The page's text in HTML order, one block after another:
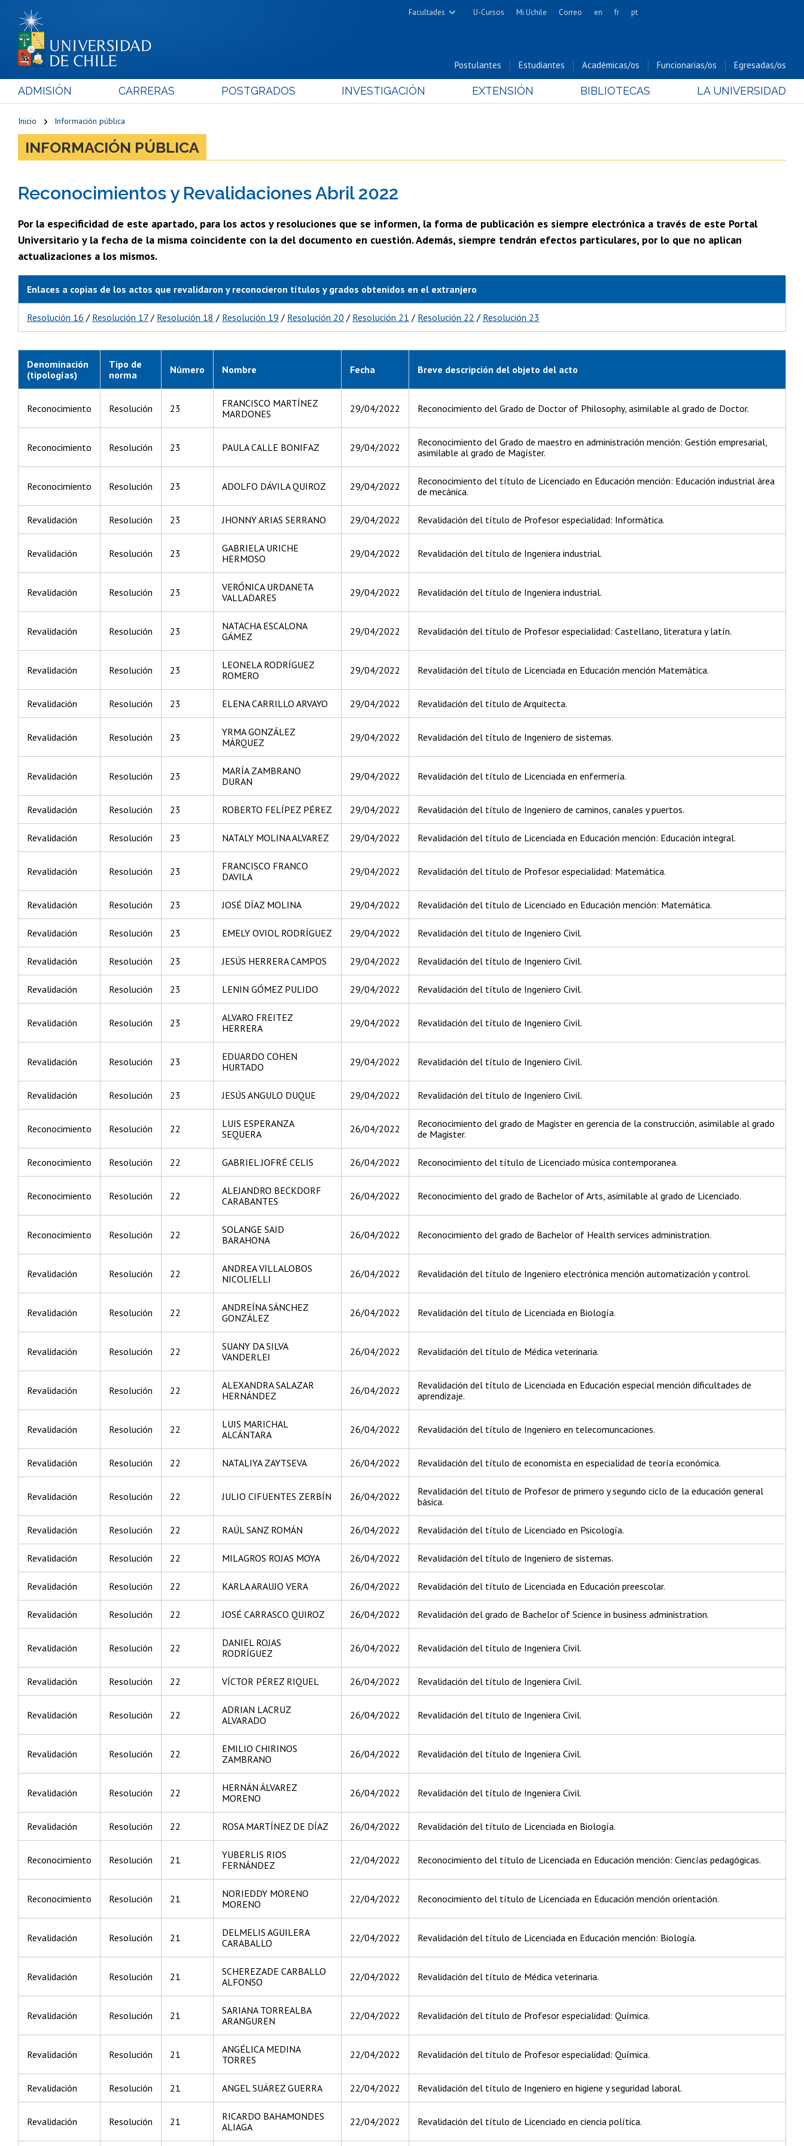
Facultades
Cs. Físicas y Matemáticas
Cs. Forestales y Conservación
Cs. Químicas y Farmacéuticas
Cs. Sociales
Alimentos
Hospital Clínico
U-Cursos Mi Uchile Correo en fr pt
Postulantes Estudiantes Académicas/os Funcionarias/os Egresadas/os
ADMISIÓN CARRERAS POSTGRADOS INVESTIGACIÓN EXTENSIÓN BIBLIOTECAS LA UNIVERSIDAD
Inicio Información pública
INFORMACIÓN PÚBLICA
Reconocimientos y Revalidaciones Abril 2022
Por la especificidad de este apartado, para los actos y resoluciones que se informen, la forma de publicación es siempre electrónica a través de este Portal
Universitario y la fecha de la misma coincidente con la del documento en cuestión. Además, siempre tendrán efectos particulares, por lo que no aplican
actualizaciones a los mismos.
Enlaces a copias de los actos que revalidaron y reconocieron títulos y grados obtenidos en el extranjero
Resolución 16 / Resolución 17 / Resolución 18 / Resolución 19 / Resolución 20 / Resolución 21 / Resolución 22 / Resolución 23
Denominación
(tipologías)
Tipo de
norma
Número Nombre Fecha Breve descripción del objeto del acto
Reconocimiento Resolución 23
FRANCISCO MARTÍNEZ
MARDONES
29/04/2022 Reconocimiento del Grado de Doctor of Philosophy, asimilable al grado de Doctor.
Reconocimiento Resolución 23 PAULA CALLE BONIFAZ 29/04/2022
Reconocimiento del Grado de maestro en administración mención: Gestión empresarial,
asimilable al grado de Magíster.
Reconocimiento Resolución 23 ADOLFO DÁVILA QUIROZ 29/04/2022
Reconocimiento del título de Licenciado en Educación mención: Educación industrial área
de mecánica.
Revalidación Resolución 23 JHONNY ARIAS SERRANO 29/04/2022 Revalidación del título de Profesor especialidad: Informática.
Revalidación Resolución 23
GABRIELA URICHE
HERMOSO
29/04/2022 Revalidación del título de Ingeniera industrial.
Revalidación Resolución 23
VERÓNICA URDANETA
VALLADARES
29/04/2022 Revalidación del título de Ingeniera industrial.
Revalidación Resolución 23
NATACHA ESCALONA
GÁMEZ
29/04/2022 Revalidación del título de Profesor especialidad: Castellano, literatura y latín.
Revalidación Resolución 23
LEONELA RODRÍGUEZ
ROMERO
29/04/2022 Revalidación del título de Licenciada en Educación mención Matemática.
Revalidación Resolución 23 ELENA CARRILLO ARVAYO 29/04/2022 Revalidación del título de Arquitecta.
Revalidación Resolución 23
YRMA GONZÁLEZ
MÁRQUEZ
29/04/2022 Revalidación del título de Ingeniero de sistemas.
Revalidación Resolución 23
MARÍA ZAMBRANO
DURAN
29/04/2022 Revalidación del título de Licenciada en enfermería.
Revalidación Resolución 23 ROBERTO FELÍPEZ PÉREZ 29/04/2022 Revalidación del título de Ingeniero de caminos, canales y puertos.
Revalidación Resolución 23 NATALY MOLINA ALVAREZ 29/04/2022 Revalidación del título de Licenciada en Educación mención: Educación integral.
Revalidación Resolución 23
FRANCISCO FRANCO
DAVILA
29/04/2022 Revalidación del título de Profesor especialidad: Matemática.
Revalidación Resolución 23 JOSÉ DÍAZ MOLINA 29/04/2022 Revalidación del título de Licenciado en Educación mención: Matemática.
Revalidación Resolución 23 EMELY OVIOL RODRÍGUEZ 29/04/2022 Revalidación del título de Ingeniero Civil.
Revalidación Resolución 23 JESÚS HERRERA CAMPOS 29/04/2022 Revalidación del título de Ingeniero Civil.
Revalidación Resolución 23 LENIN GÓMEZ PULIDO 29/04/2022 Revalidación del título de Ingeniero Civil.
Revalidación Resolución 23
ALVARO FREITEZ
HERRERA
29/04/2022 Revalidación del título de Ingeniero Civil.
Revalidación Resolución 23
EDUARDO COHEN
HURTADO
29/04/2022 Revalidación del título de Ingeniero Civil.
Revalidación Resolución 23 JESÚS ANGULO DUQUE 29/04/2022 Revalidación del título de Ingeniero Civil.
Reconocimiento Resolución 22
LUIS ESPERANZA
SEQUERA
26/04/2022
Reconocimiento del grado de Magister en gerencia de la construcción, asimilable al grado
de Magister.
Reconocimiento Resolución 22 GABRIEL JOFRÉ CELIS 26/04/2022 Reconocimiento del título de Licenciado música contemporanea.
Reconocimiento Resolución 22
ALEJANDRO BECKDORF
CARABANTES
26/04/2022 Reconocimiento del grado de Bachelor of Arts, asimilable al grado de Licenciado.
Reconocimiento Resolución 22
SOLANGE SAID
BARAHONA
26/04/2022 Reconocimiento del grado de Bachelor of Health services administration.
Revalidación Resolución 22
ANDREA VILLALOBOS
NICOLIELLI
26/04/2022 Revalidación del título de Ingeniero electrónica mención automatización y control.
Revalidación Resolución 22
ANDREÍNA SÁNCHEZ
GONZÁLEZ
26/04/2022 Revalidación del título de Licenciada en Biología.
Revalidación Resolución 22
SUANY DA SILVA
VANDERLEI
26/04/2022 Revalidación del título de Médica veterinaria.
Revalidación Resolución 22
ALEXANDRA SALAZAR
HERNÁNDEZ
26/04/2022
Revalidación del título de Licenciada en Educación especial mención dificultades de
aprendizaje.
Revalidación Resolución 22
LUIS MARICHAL
ALCÁNTARA
26/04/2022 Revalidación del título de Ingeniero en telecomuncaciones.
Revalidación Resolución 22 NATALIYA ZAYTSEVA 26/04/2022 Revalidación del título de economista en especialidad de teoría económica.
Revalidación Resolución 22 JULIO CIFUENTES ZERBÍN 26/04/2022
Revalidación del título de Profesor de primero y segundo ciclo de la educación general
básica.
Revalidación Resolución 22 RAÚL SANZ ROMÁN 26/04/2022 Revalidación del título de Licenciado en Psicología.
Revalidación Resolución 22 MILAGROS ROJAS MOYA 26/04/2022 Revalidación del título de Ingeniero de sistemas.
Revalidación Resolución 22 KARLA ARAUJO VERA 26/04/2022 Revalidación del título de Licenciada en Educación preescolar.
Revalidación Resolución 22 JOSÉ CARRASCO QUIROZ 26/04/2022 Revalidación del grado de Bachelor of Science in business administration.
Revalidación Resolución 22
DANIEL ROJAS
RODRÍGUEZ
26/04/2022 Revalidación del título de Ingeniera Civil.
Revalidación Resolución 22 VÍCTOR PÉREZ RIQUEL 26/04/2022 Revalidación del título de Ingeniera Civil.
Revalidación Resolución 22
ADRIAN LACRUZ
ALVARADO
26/04/2022 Revalidación del título de Ingeniera Civil.
Revalidación Resolución 22
EMILIO CHIRINOS
ZAMBRANO
26/04/2022 Revalidación del título de Ingeniera Civil.
Revalidación Resolución 22
HERNÁN ÁLVAREZ
MORENO
26/04/2022 Revalidación del título de Ingeniera Civil.
Revalidación Resolución 22 ROSA MARTÍNEZ DE DÍAZ 26/04/2022 Revalidación del título de Licenciada en Biología.
Reconocimiento Resolución 21
YUBERLIS RIOS
FERNÁNDEZ
22/04/2022 Reconocimiento del título de Licenciada en Educación mención: Ciencías pedagógicas.
Reconocimiento Resolución 21
NORIEDDY MORENO
MORENO
22/04/2022 Reconocimiento del título de Licenciada en Educación mención orientación.
Revalidación Resolución 21
DELMELIS AGUILERA
CARABALLO
22/04/2022 Revalidación del título de Licenciada en Educación mención: Biología.
Revalidación Resolución 21
SCHEREZADE CARBALLO
ALFONSO
22/04/2022 Revalidación del título de Médica veterinaria.
Revalidación Resolución 21
SARIANA TORREALBA
ARANGUREN
22/04/2022 Revalidación del título de Profesor especialidad: Química.
Revalidación Resolución 21
ANGÉLICA MEDINA
TORRES
22/04/2022 Revalidación del título de Profesor especialidad: Química.
Revalidación Resolución 21 ANGEL SUÁREZ GUERRA 22/04/2022 Revalidación del título de Ingeniero en higiene y seguridad laboral.
Revalidación Resolución 21
RICARDO BAHAMONDES
ALIAGA
22/04/2022 Revalidación del título de Licenciado en ciencia política.